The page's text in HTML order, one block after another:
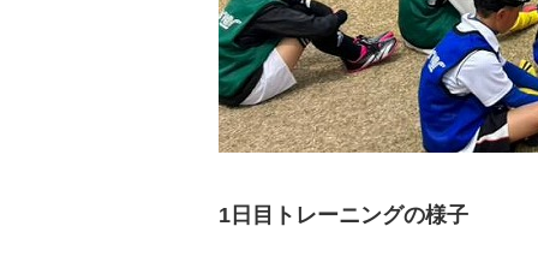
1日目トレーニングの様子